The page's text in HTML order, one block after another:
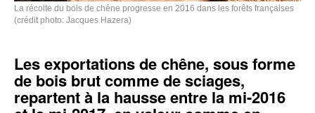
La récolte du bois de chêne progresse en 2016 dans les forêts françaises
(crédit photo: Jacques Hazera)
Les exportations de chêne, sous forme
de bois brut comme de sciages,
repartent à la hausse entre la mi-2016